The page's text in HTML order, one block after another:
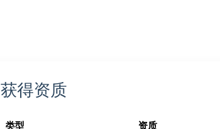
获得资质
类型 资质